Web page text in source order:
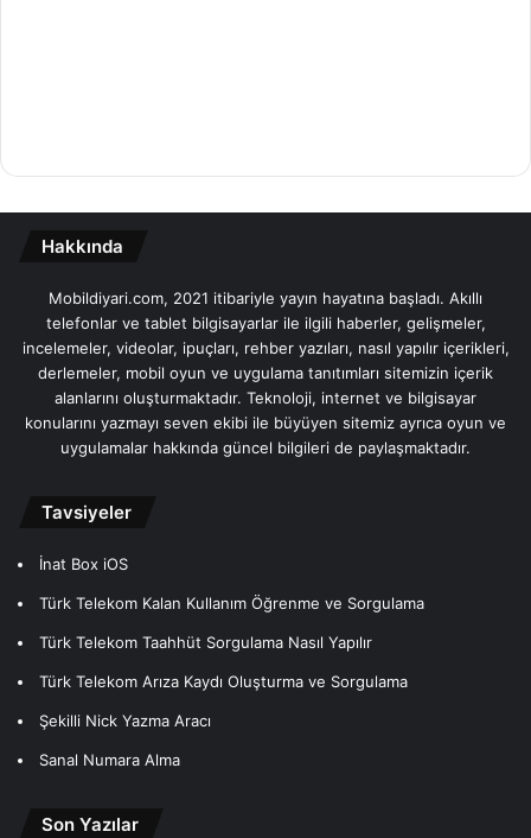
Hakkında
Mobildiyari.com, 2021 itibariyle yayın hayatına başladı. Akıllı
telefonlar ve tablet bilgisayarlar ile ilgili haberler, gelişmeler,
incelemeler, videolar, ipuçları, rehber yazıları, nasıl yapılır içerikleri,
derlemeler, mobil oyun ve uygulama tanıtımları sitemizin içerik
alanlarını oluşturmaktadır. Teknoloji, internet ve bilgisayar
konularını yazmayı seven ekibi ile büyüyen sitemiz ayrıca oyun ve
uygulamalar hakkında güncel bilgileri de paylaşmaktadır.
Tavsiyeler
İnat Box iOS
Türk Telekom Kalan Kullanım Öğrenme ve Sorgulama
Türk Telekom Taahhüt Sorgulama Nasıl Yapılır
Türk Telekom Arıza Kaydı Oluşturma ve Sorgulama
Şekilli Nick Yazma Aracı
Sanal Numara Alma
Son Yazılar